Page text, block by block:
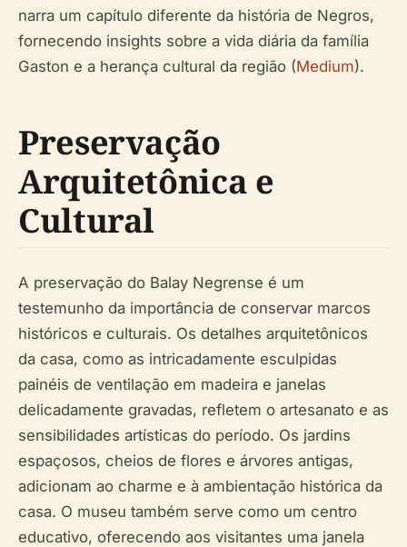
narra um capítulo diferente da história de Negros,
fornecendo insights sobre a vida diária da família
Gaston e a herança cultural da região (Medium).
Preservação
Arquitetônica e
Cultural
A preservação do Balay Negrense é um
testemunho da importância de conservar marcos
históricos e culturais. Os detalhes arquitetônicos
da casa, como as intricadamente esculpidas
painéis de ventilação em madeira e janelas
delicadamente gravadas, refletem o artesanato e as
sensibilidades artísticas do período. Os jardins
espaçosos, cheios de flores e árvores antigas,
adicionam ao charme e à ambientação histórica da
casa. O museu também serve como um centro
educativo, oferecendo aos visitantes uma janela